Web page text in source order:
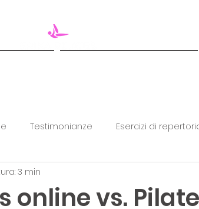
Testimonianze Esercizi di
online vs.
3 min